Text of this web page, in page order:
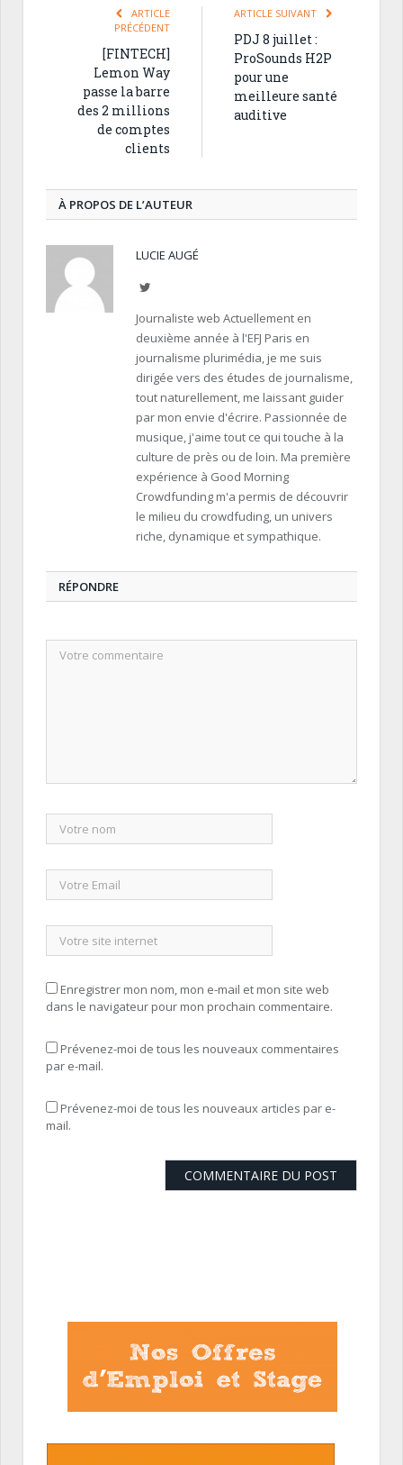
ARTICLE
PRÉCÉDENT
[FINTECH]
Lemon Way
passe la barre
des 2 millions
de comptes
clients
ARTICLE SUIVANT
PDJ 8 juillet :
ProSounds H2P
pour une
meilleure santé
auditive
À PROPOS DE L’AUTEUR
LUCIE AUGÉ
Twitter
Journaliste web Actuellement en
deuxième année à l'EFJ Paris en
journalisme plurimédia, je me suis
dirigée vers des études de journalisme,
tout naturellement, me laissant guider
par mon envie d'écrire. Passionnée de
musique, j'aime tout ce qui touche à la
culture de près ou de loin. Ma première
expérience à Good Morning
Crowdfunding m'a permis de découvrir
le milieu du crowdfuding, un univers
riche, dynamique et sympathique.
RÉPONDRE
Enregistrer mon nom, mon e-mail et mon site web
dans le navigateur pour mon prochain commentaire.
Prévenez-moi de tous les nouveaux commentaires
par e-mail.
Prévenez-moi de tous les nouveaux articles par e-
mail.